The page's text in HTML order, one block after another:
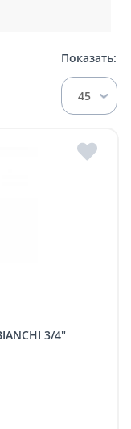
Показать:
45
3/4"